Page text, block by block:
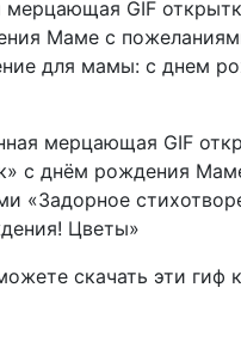
скачать эти гиф